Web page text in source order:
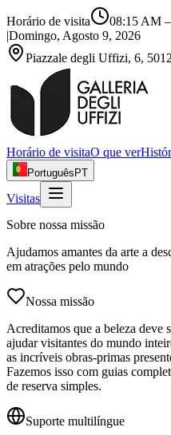
Horário de visita 08:15 AM –
|Domingo, Agosto 9, 2026
Piazzale degli Uffizi, 6,
Horário de visitaO que ver
Português PT
Visitas
Sobre nossa missão
Ajudamos amantes da arte a
em atrações pelo mundo
Nossa missão
Acreditamos que a beleza deve
ajudar visitantes do mundo
as incríveis obras-primas
Fazemos isso com guias
de reserva simples.
Suporte multilíngue